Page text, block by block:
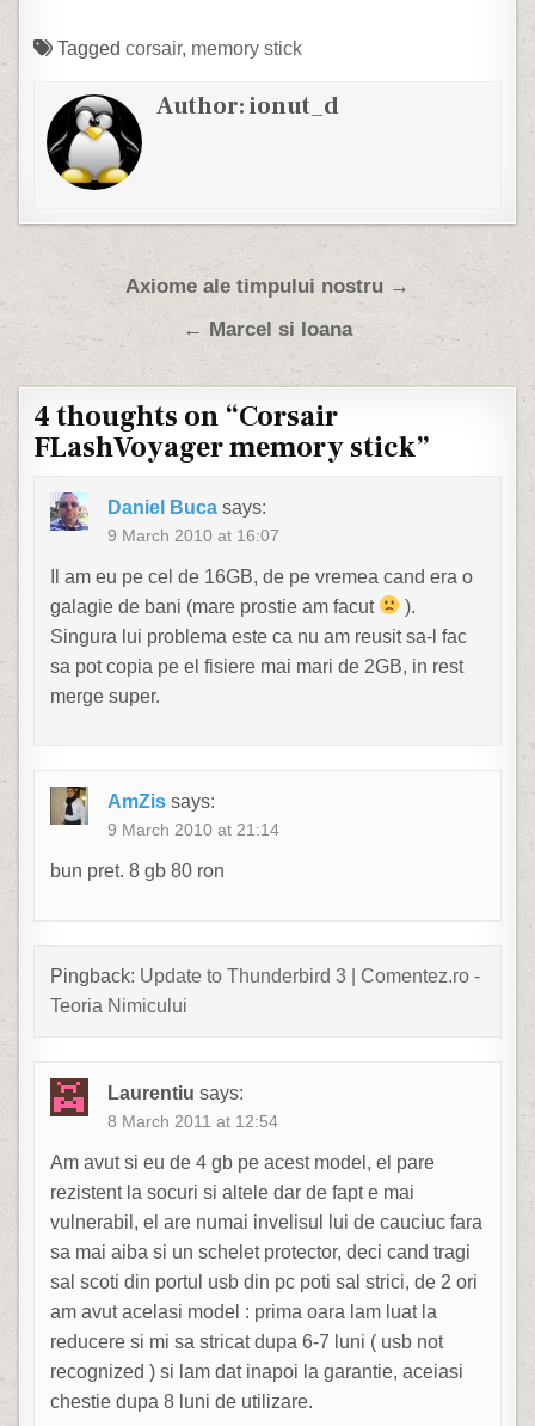
Taggedcorsair, memory stick
Author:ionut_d
Post navigation
Axiome ale timpului nostru →
← Marcel si Ioana
4 thoughts on “Corsair
FLashVoyager memory stick”
Daniel Buca says:
9 March 2010 at 16:07
Il am eu pe cel de 16GB, de pe vremea cand era o
galagie de bani (mare prostie am facut
).
Singura lui problema este ca nu am reusit sa-l fac
sa pot copia pe el fisiere mai mari de 2GB, in rest
merge super.
AmZis says:
9 March 2010 at 21:14
bun pret. 8 gb 80 ron
Pingback: Update to Thunderbird 3 | Comentez.ro -
Teoria Nimicului
Laurentiu says:
8 March 2011 at 12:54
Am avut si eu de 4 gb pe acest model, el pare
rezistent la socuri si altele dar de fapt e mai
vulnerabil, el are numai invelisul lui de cauciuc fara
sa mai aiba si un schelet protector, deci cand tragi
sal scoti din portul usb din pc poti sal strici, de 2 ori
am avut acelasi model : prima oara lam luat la
reducere si mi sa stricat dupa 6-7 luni ( usb not
recognized ) si lam dat inapoi la garantie, aceiasi
chestie dupa 8 luni de utilizare.